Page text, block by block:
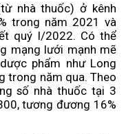
nhà thuốc) ở kênh
trong năm 2021 và
quý I/2022. Có thể
mạng lưới mạnh mẽ
phẩm như Long
trong năm qua. Theo
số nhà thuốc tại 3
tương đương 16%